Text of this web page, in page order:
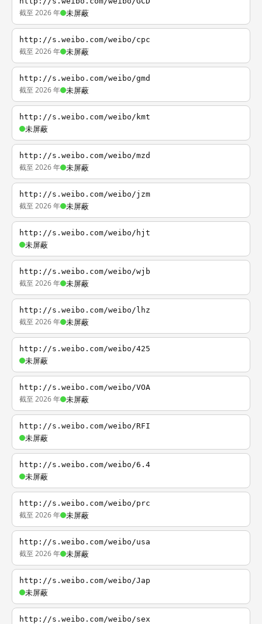
截至 2026 年 未屏蔽
http://s.weibo.com/weibo/cpc
截至 2026 年 未屏蔽
http://s.weibo.com/weibo/gmd
截至 2026 年 未屏蔽
http://s.weibo.com/weibo/kmt
未屏蔽
http://s.weibo.com/weibo/mzd
截至 2026 年 未屏蔽
http://s.weibo.com/weibo/jzm
截至 2026 年 未屏蔽
http://s.weibo.com/weibo/hjt
未屏蔽
http://s.weibo.com/weibo/wjb
截至 2026 年 未屏蔽
http://s.weibo.com/weibo/lhz
截至 2026 年 未屏蔽
http://s.weibo.com/weibo/425
未屏蔽
http://s.weibo.com/weibo/VOA
截至 2026 年 未屏蔽
http://s.weibo.com/weibo/RFI
未屏蔽
http://s.weibo.com/weibo/6.4
未屏蔽
http://s.weibo.com/weibo/prc
截至 2026 年 未屏蔽
http://s.weibo.com/weibo/usa
截至 2026 年 未屏蔽
http://s.weibo.com/weibo/Jap
未屏蔽
http://s.weibo.com/weibo/sex